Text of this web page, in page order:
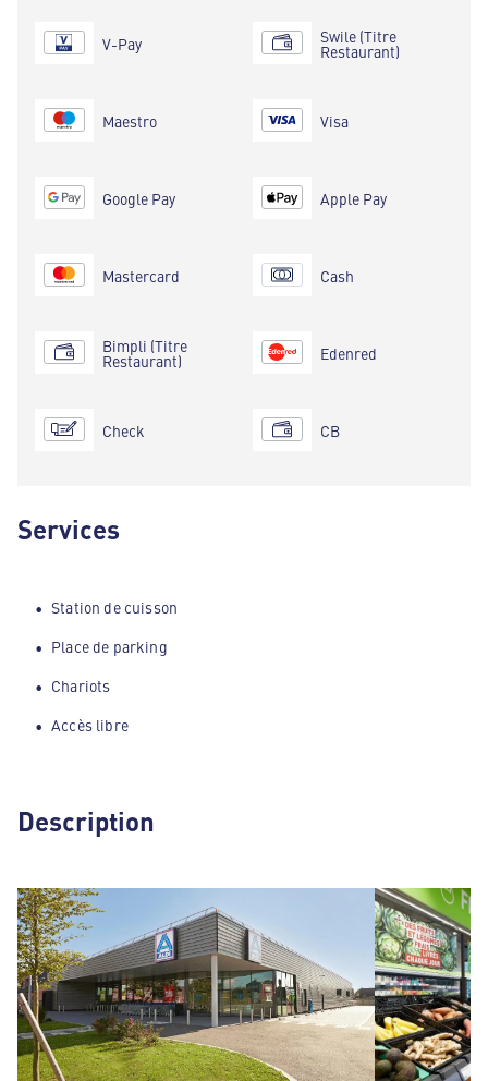
V-Pay
Maestro
Google Pay
Mastercard
Bimpli (Titre
Restaurant)
Check
Swile (Titre
Restaurant)
Visa
Apple Pay
Cash
Edenred
CB
Services
Station de cuisson
Place de parking
Chariots
Accès libre
Description